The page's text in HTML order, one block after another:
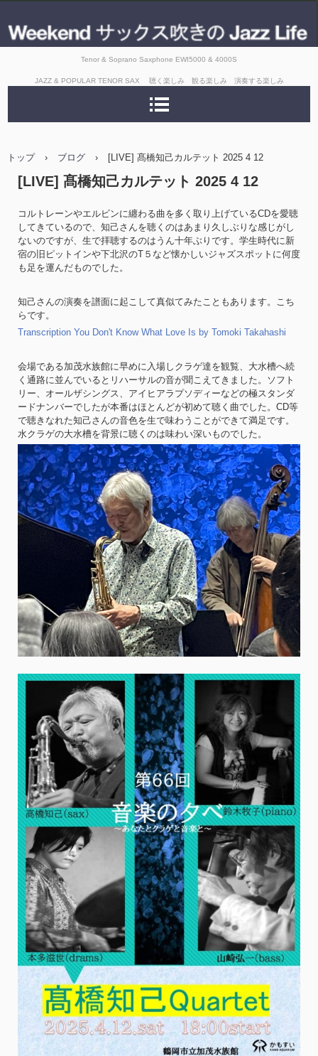
Tenor & Soprano Saxphone EWI5000 & 4000S
JAZZ & POPULAR TENOR SAX 聴く楽しみ 観る楽しみ 演奏する楽しみ
トップ › ブログ › [LIVE] 髙橋知己カルテット 2025 4 12
[LIVE] 髙橋知己カルテット 2025 4 12
コルトレーンやエルビンに纏わる曲を多く取り上げているCDを愛聴
してきているので、知己さんを聴くのはあまり久しぶりな感じがし
ないのですが、生で拝聴するのはうん十年ぶりです。学生時代に新
宿の旧ピットインや下北沢のT５など懐かしいジャズスポットに何度
も足を運んだものでした。
知己さんの演奏を譜面に起こして真似てみたこともあります。こち
らです。
Transcription You Don't Know What Love Is by Tomoki Takahashi
会場である加茂水族館に早めに入場しクラゲ達を観覧、大水槽へ続
く通路に並んでいるとリハーサルの音が聞こえてきました。ソフト
リー、オールザシングス、アイヒアラプソディーなどの極スタンダ
ードナンバーでしたが本番はほとんどが初めて聴く曲でした。CD等
で聴きなれた知己さんの音色を生で味わうことができて満足です。
水クラゲの大水槽を背景に聴くのは味わい深いものでした。